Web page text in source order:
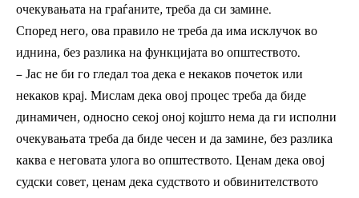
очекувањата на граѓаните, треба да си замине.
Според него, ова правило не треба да има исклучок во
иднина, без разлика на функцијата во општеството.
– Јас не би го гледал тоа дека е некаков почеток или
некаков крај. Мислам дека овој процес треба да биде
динамичен, односно секој оној којшто нема да ги исполни
очекувањата треба да биде чесен и да замине, без разлика
каква е неговата улога во општеството. Ценам дека овој
судски совет, ценам дека судството и обвинителството